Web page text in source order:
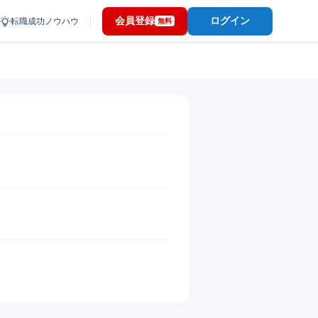
転職成功ノウハウ 会員登録 無料 ログイン